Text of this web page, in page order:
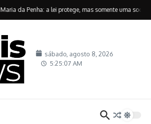
da Penha: a lei protege, mas somente uma
sábado, agosto 8, 2026
5:25:08 AM